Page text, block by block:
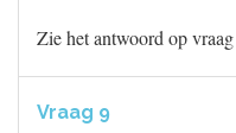
Zie het antwoord op
Vraag 9